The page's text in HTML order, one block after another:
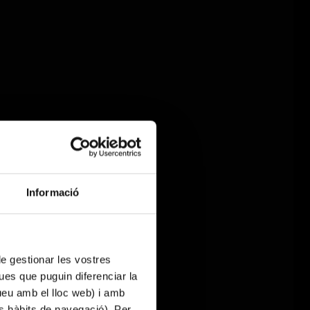
Informació
gestionar les vostres
que puguin diferenciar la
amb el lloc web) i amb